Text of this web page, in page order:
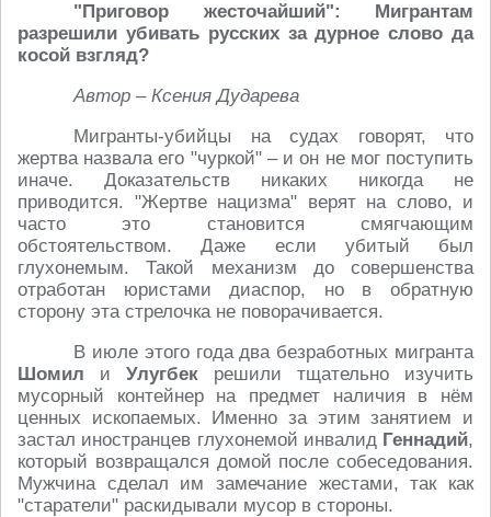
"Приговор жесточайший": Мигрантам
разрешили убивать русских за дурное слово да
косой взгляд?
Автор – Ксения Дударева
Мигранты-убийцы на судах говорят, что
жертва назвала его "чуркой" – и он не мог поступить
иначе. Доказательств никаких никогда не
приводится. "Жертве нацизма" верят на слово, и
часто это становится смягчающим
обстоятельством. Даже если убитый был
глухонемым. Такой механизм до совершенства
отработан юристами диаспор, но в обратную
сторону эта стрелочка не поворачивается.
В июле этого года два безработных мигранта
Шомил и Улугбек решили тщательно изучить
мусорный контейнер на предмет наличия в нём
ценных ископаемых. Именно за этим занятием и
застал иностранцев глухонемой инвалид Геннадий,
который возвращался домой после собеседования.
Мужчина сделал им замечание жестами, так как
"старатели" раскидывали мусор в стороны.